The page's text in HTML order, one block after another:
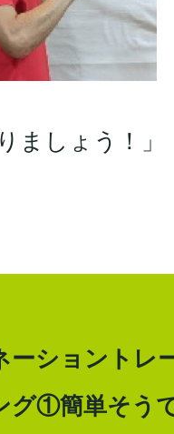
ましょう！」
ーショントレ
グ①簡単そう